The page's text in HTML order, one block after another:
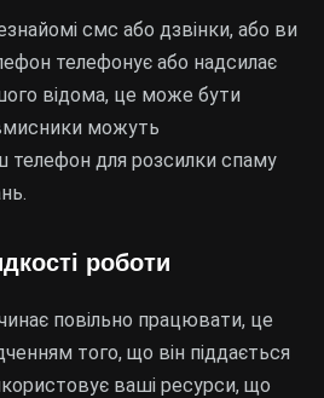
смс або дзвінки, або ви
телефонує або надсилає
відома, це може бути
можуть
телефон для розсилки спаму
роботи
повільно працювати, це
того, що він піддається
ваші ресурси, що